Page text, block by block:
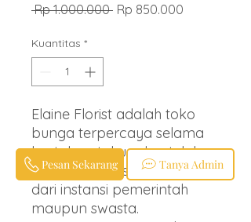
Rp 1.000.000 Harga
Rp 850.000
Kuantitas *
Elaine Florist adalah toko
bunga terpercaya selama
bertahun-tahun dan telah
melayani ratusan klien baik
dari instansi pemerintah
maupun swasta.
Tanya Admin
Pesan Sekarang